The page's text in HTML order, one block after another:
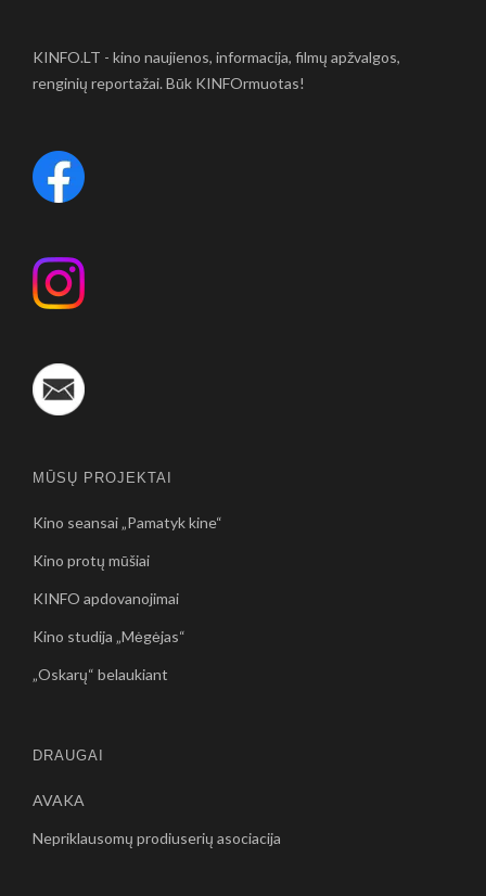
KINFO.LT - kino naujienos, informacija, filmų apžvalgos,
renginių reportažai. Būk KINFOrmuotas!
MŪSŲ PROJEKTAI
Kino seansai „Pamatyk kine“
Kino protų mūšiai
KINFO apdovanojimai
Kino studija „Mėgėjas“
„Oskarų“ belaukiant
DRAUGAI
AVAKA
Nepriklausomų prodiuserių asociacija